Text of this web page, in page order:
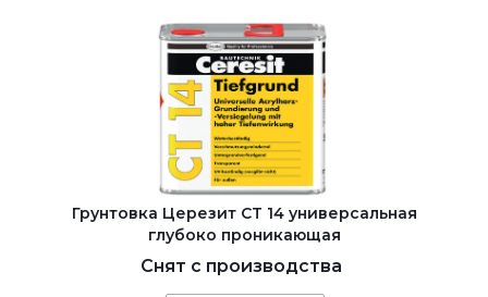
Грунтовка Церезит CT 14 универсальная
глубоко проникающая
Снят с производства